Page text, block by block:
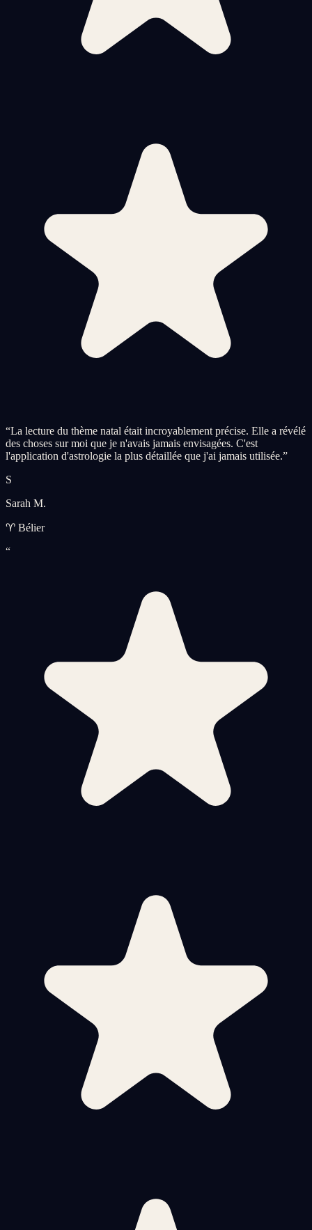
“La lecture du thème natal était incroyablement précise. Elle a révélé
des choses sur moi que je n'avais jamais envisagées. C'est
l'application d'astrologie la plus détaillée que j'ai jamais utilisée.”
S
Sarah M.
♈ Bélier
“